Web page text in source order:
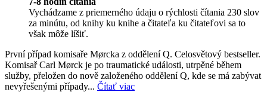
Vychádzame z priemerného údaju o rýchlosti čítania 230 slov
za minútu, od knihy ku knihe a čitateľa ku čitateľovi sa to
však môže líšiť.
První případ komisaře Mørcka z oddělení Q. Celosvětový bestseller.
Komisař Carl Mørck je po traumatické události, utrpěné během
služby, přeložen do nově založeného oddělení Q, kde se má zabývat
nevyřešenými případy... Čítať viac